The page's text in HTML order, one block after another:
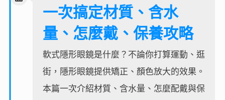
一次搞定材質、含水
量、怎麼戴、保養攻略
軟式隱形眼鏡是什麼？不論你打算運動、逛
街，隱形眼鏡提供矯正、顏色放大的效果。
本篇一次介紹材質、含水量、怎麼配戴與保